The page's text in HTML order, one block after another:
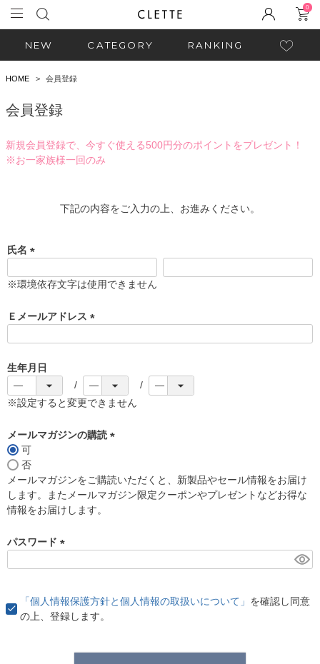
0
NEW CATEGORY RANKING
HOME 会員登録
会員登録
新規会員登録で、今すぐ使える500円分のポイントをプレゼント！
※お一家族様一回のみ
下記の内容をご入力の上、お進みください。
氏名
必
)
※環境依存文字は使用できません
Ｅメールアドレス
)
生年月日
※設定すると変更できません
メールマガジンの購読
須
)
可
否
メールマガジンをご購読いただくと、新製品やセール情報をお届け
します。またメールマガジン限定クーポンやプレゼントなどお得な
情報をお届けします。
パスワード
)
「個人情報保護方針と個人情報の取扱いについて」 を確認し同意
の上、登録します。